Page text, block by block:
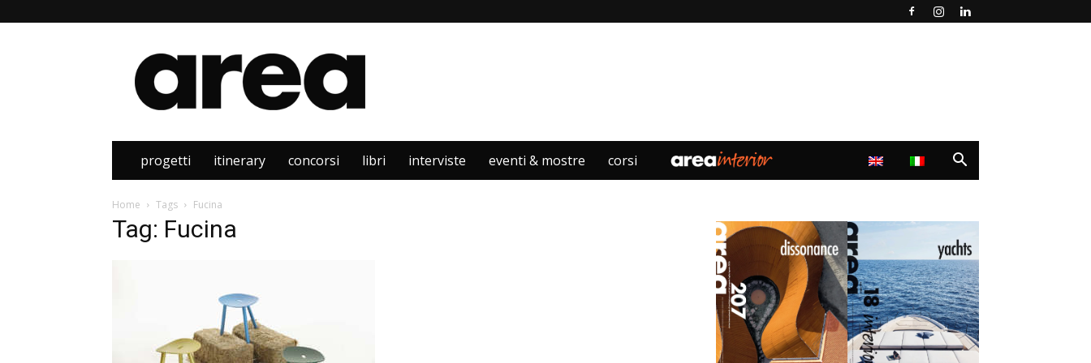
Area
progetti itinerary concorsi libri interviste eventi & mostre corsi
Home Tags Fucina
Tag: Fucina